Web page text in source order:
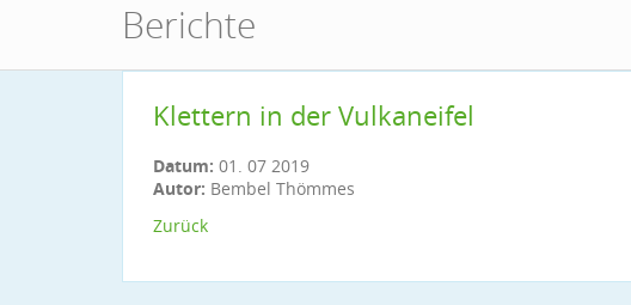
Berichte
Klettern in der Vulkaneifel
Datum: 01. 07 2019
Autor: Bembel Thömmes
Zurück